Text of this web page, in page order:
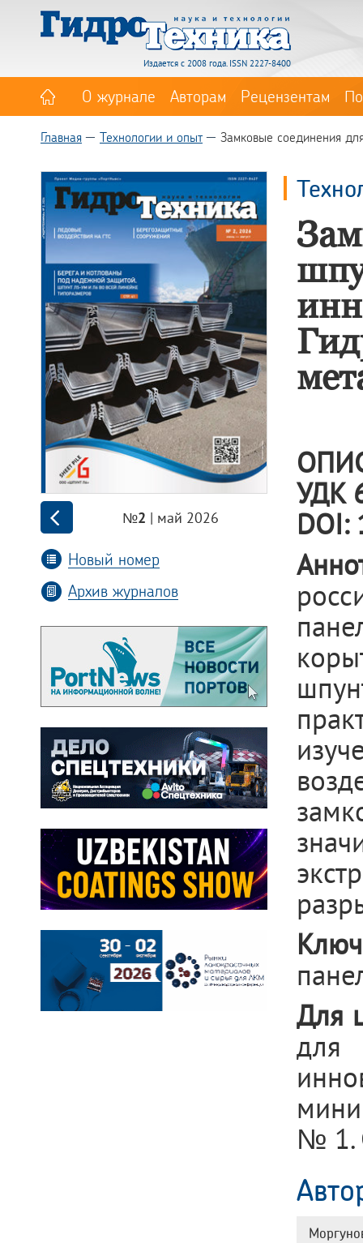
Издается с 2008 года. ISSN 2227-8400
О журнале Авторам Рецензентам
Главная Технологии и опыт Замковые соединения
№2 | май 2026
Новый номер
Архив журналов
УДК
Для
для
№ 1.